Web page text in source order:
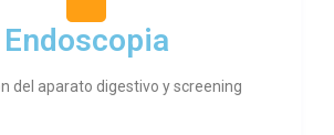
Endoscopia
del aparato digestivo y screening